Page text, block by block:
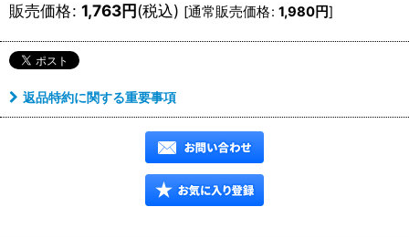
販売価格: 1,763円(税込) [通常販売価格: 1,980円]
返品特約に関する重要事項